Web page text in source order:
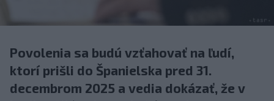
Povolenia sa budú vzťahovať na ľudí,
ktorí prišli do Španielska pred 31.
decembrom 2025 a vedia dokázať, že v